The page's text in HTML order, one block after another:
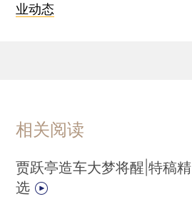
业动态
相关阅读
贾跃亭造车大梦将醒|特稿精
选